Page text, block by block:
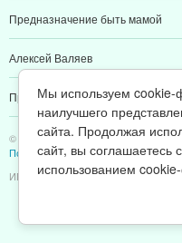
Предназначение быть мамой
Алексей Валяев
Предназначение быть папой
© 2011-2026 Предназначение быть
Политика конфиденциальности
ИП Валяев А. В. | ИНН 380111808709
Мы используем
наилучшего
сайта. Продолжая
сайт, вы соглашаетесь с
использованием